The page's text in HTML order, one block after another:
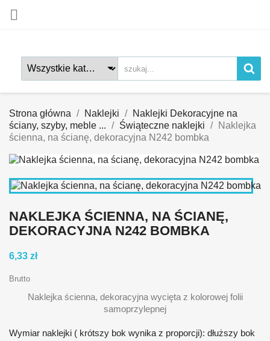

Strona główna Naklejki
Naklejki Dekoracyjne na
ściany, szyby, meble ...
Świąteczne naklejki
Naklejka
ścienna, na ścianę, dekoracyjna N242 bombka
NAKLEJKA ŚCIENNA, NA ŚCIANĘ,
DEKORACYJNA N242 BOMBKA
6,33 zł
Brutto
Naklejka ścienna, dekoracyjna wycięta z kolorowej folii
samoprzylepnej
Wymiar naklejki ( krótszy bok wynika z proporcji): dłuższy bok